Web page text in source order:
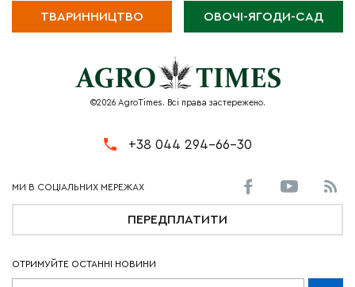
ТВАРИННИЦТВО ОВОЧІ-ЯГОДИ-САД
©2026 AgroTimes. Всі права застережено.
+38 044 294-66-30
ПЕРЕДПЛАТИТИ
ОТРИМУЙТЕ ОСТАННІ НОВИНИ